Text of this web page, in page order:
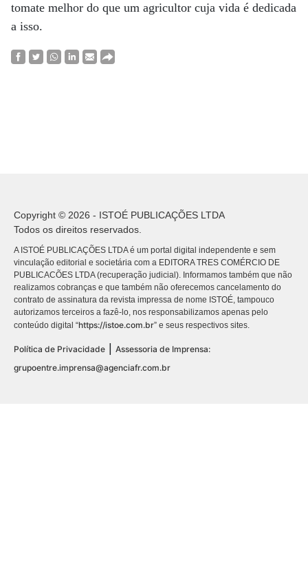
tomate melhor do que um agricultor cuja vida é dedicada
a isso.
Copyright © 2026 - ISTOÉ PUBLICAÇÕES LTDA
Todos os direitos reservados.
A ISTOÉ PUBLICAÇÕES LTDA é um portal digital independente e sem
vinculação editorial e societária com a EDITORA TRES COMÉRCIO DE
PUBLICACÕES LTDA (recuperação judicial). Informamos também que não
realizamos cobranças e que também não oferecemos cancelamento do
contrato de assinatura da revista impressa de nome ISTOÉ, tampouco
autorizamos terceiros a fazê-lo, nos responsabilizamos apenas pelo
conteúdo digital “https://istoe.com.br” e seus respectivos sites.
Política de Privacidade
Assessoria de Imprensa:
grupoentre.imprensa@agenciafr.com.br